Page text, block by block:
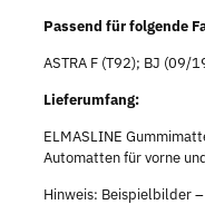
Passend für folgende
ASTRA F (T92); BJ (09/
Lieferumfang:
ELMASLINE
Automatten für vorne
Hinweis: Beispielbilder